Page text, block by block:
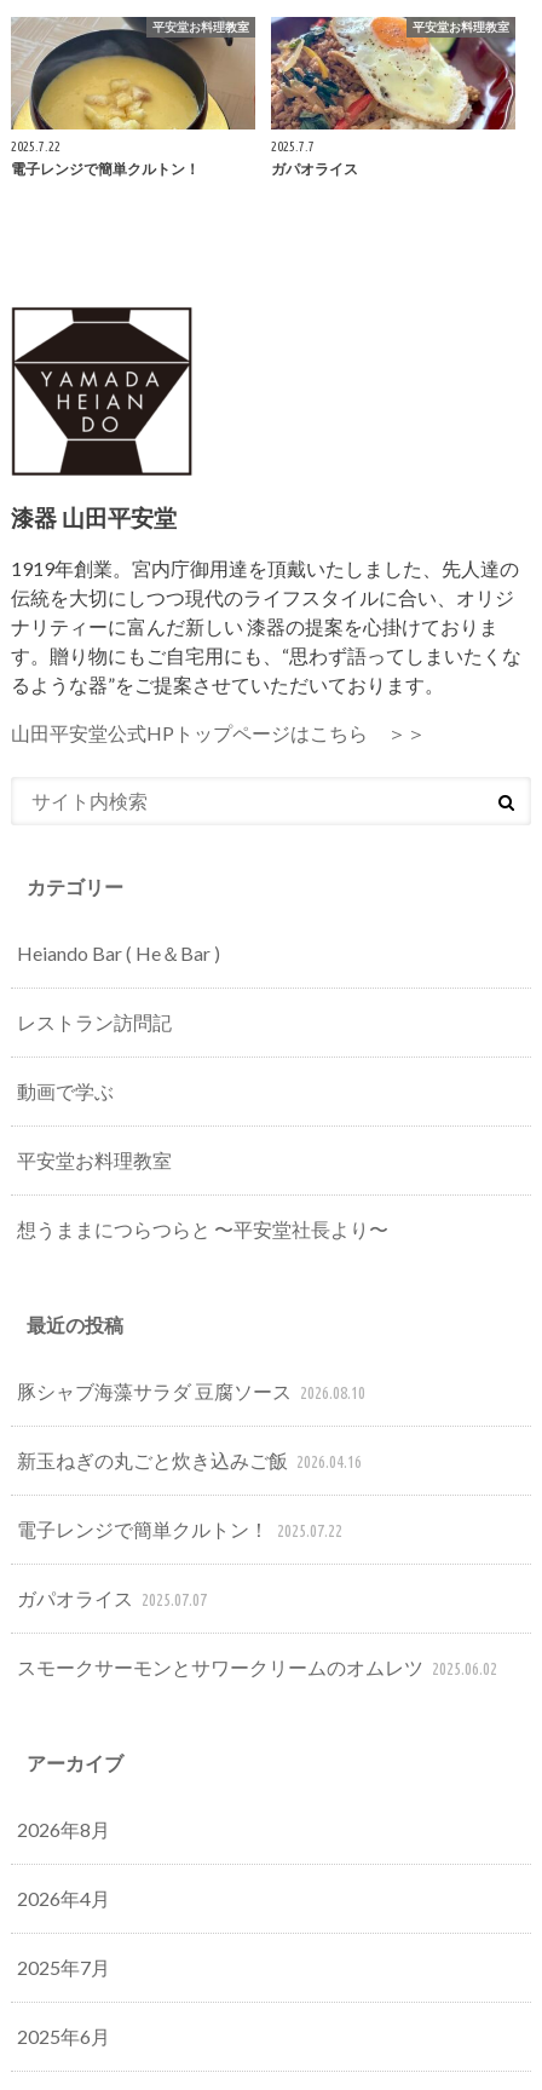
平安堂お料理教室
2025.7.22
電子レンジで簡単クルトン！
平安堂お料理教室
2025.7.7
ガパオライス
漆器 山田平安堂
1919年創業。宮内庁御用達を頂戴いたしました、先人達の
伝統を大切にしつつ現代のライフスタイルに合い、オリジ
ナリティーに富んだ新しい 漆器の提案を心掛けておりま
す。贈り物にもご自宅用にも、“思わず語ってしまいたくな
るような器”をご提案させていただいております。
山田平安堂公式HPトップページはこちら ＞＞
カテゴリー
Heiando Bar ( He＆Bar )
レストラン訪問記
動画で学ぶ
平安堂お料理教室
想うままにつらつらと 〜平安堂社長より〜
最近の投稿
豚シャブ海藻サラダ 豆腐ソース 2026.08.10
新玉ねぎの丸ごと炊き込みご飯 2026.04.16
電子レンジで簡単クルトン！ 2025.07.22
ガパオライス 2025.07.07
スモークサーモンとサワークリームのオムレツ 2025.06.02
アーカイブ
2026年8月
2026年4月
2025年7月
2025年6月